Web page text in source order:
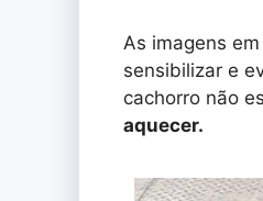
As imagens
sensibilizar e
cachorro não
aquecer.